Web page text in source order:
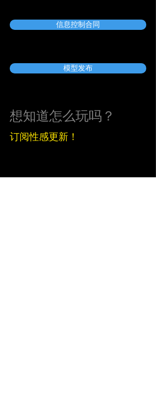
信息控制合同
模型发布
想知道怎么玩吗？
订阅性感更新！